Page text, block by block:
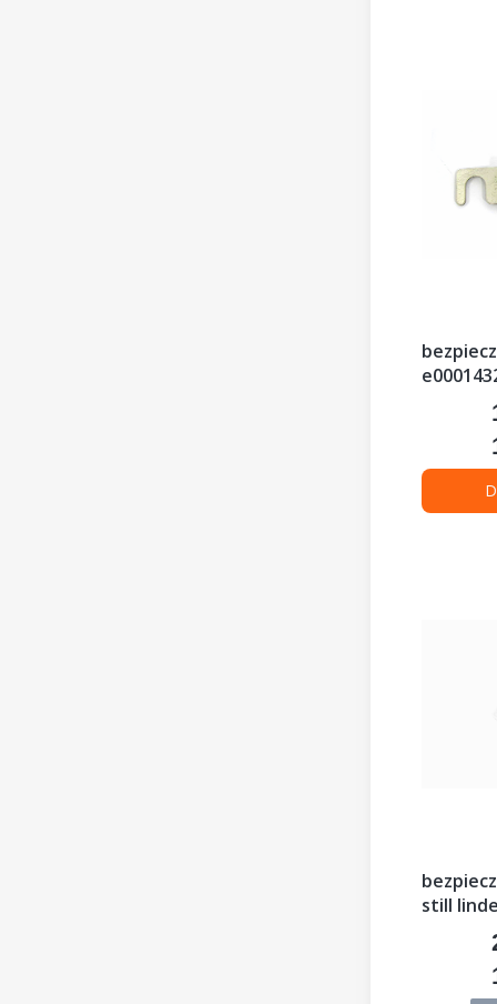
still